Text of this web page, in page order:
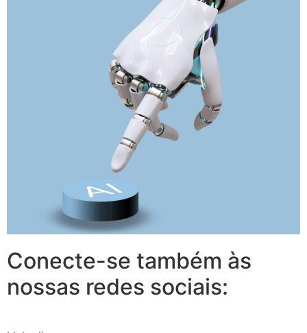
Conecte-se também às
nossas redes sociais: